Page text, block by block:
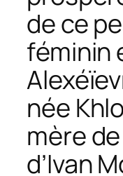
de ce
féminin
née
mère
d’Ivan